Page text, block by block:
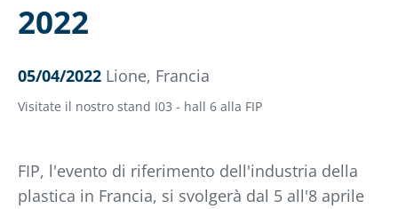
2022
05/04/2022 Lione, Francia
Visitate il nostro stand I03 - hall 6 alla FIP
FIP, l'evento di riferimento dell'industria della
plastica in Francia, si svolgerà dal 5 all'8 aprile